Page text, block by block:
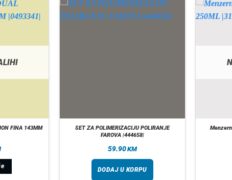
FINA 143MM
SET ZA POLIMERIZACIJU POLIRANJE
FAROVA |444658|
59.90KM
DODAJ U KORPU